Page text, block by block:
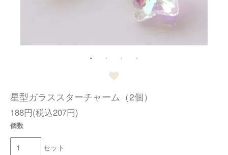
星型ガラススターチャーム（2個）
188円(税込207円)
個数
セット